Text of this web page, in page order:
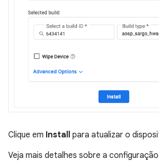
Clique em Install
para atualizar o
Veja mais detalhes sobre a